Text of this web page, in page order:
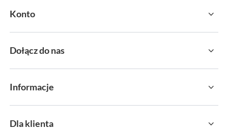
Konto
Dołącz do nas
Informacje
Dla klienta